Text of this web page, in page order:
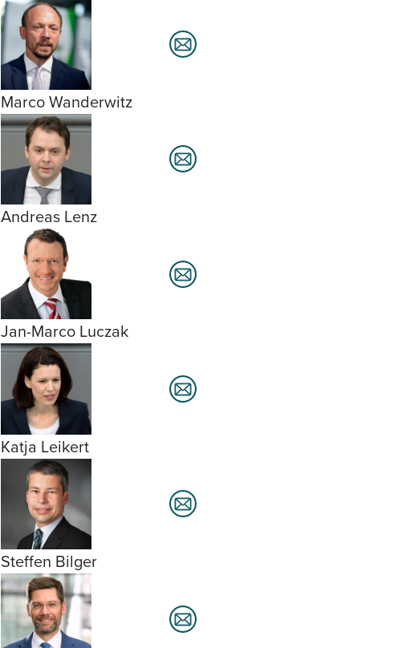
Marco Wanderwitz
Andreas Lenz
Jan-Marco Luczak
Katja Leikert
Steffen Bilger